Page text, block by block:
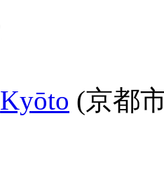
Kyōto (京都